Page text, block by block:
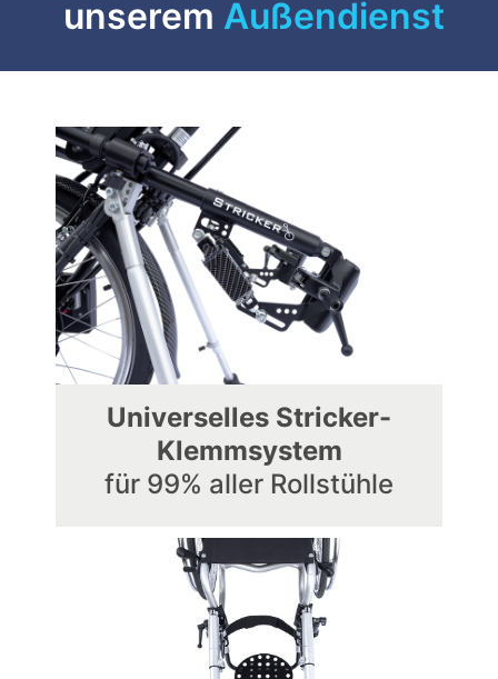
unserem Außendienst
Universelles Stricker-
Klemmsystem
für 99% aller Rollstühle